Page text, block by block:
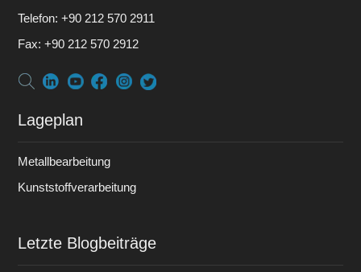
Telefon: +90 212 570 2911
Fax: +90 212 570 2912
Lageplan
Metallbearbeitung
Kunststoffverarbeitung
Letzte Blogbeiträge